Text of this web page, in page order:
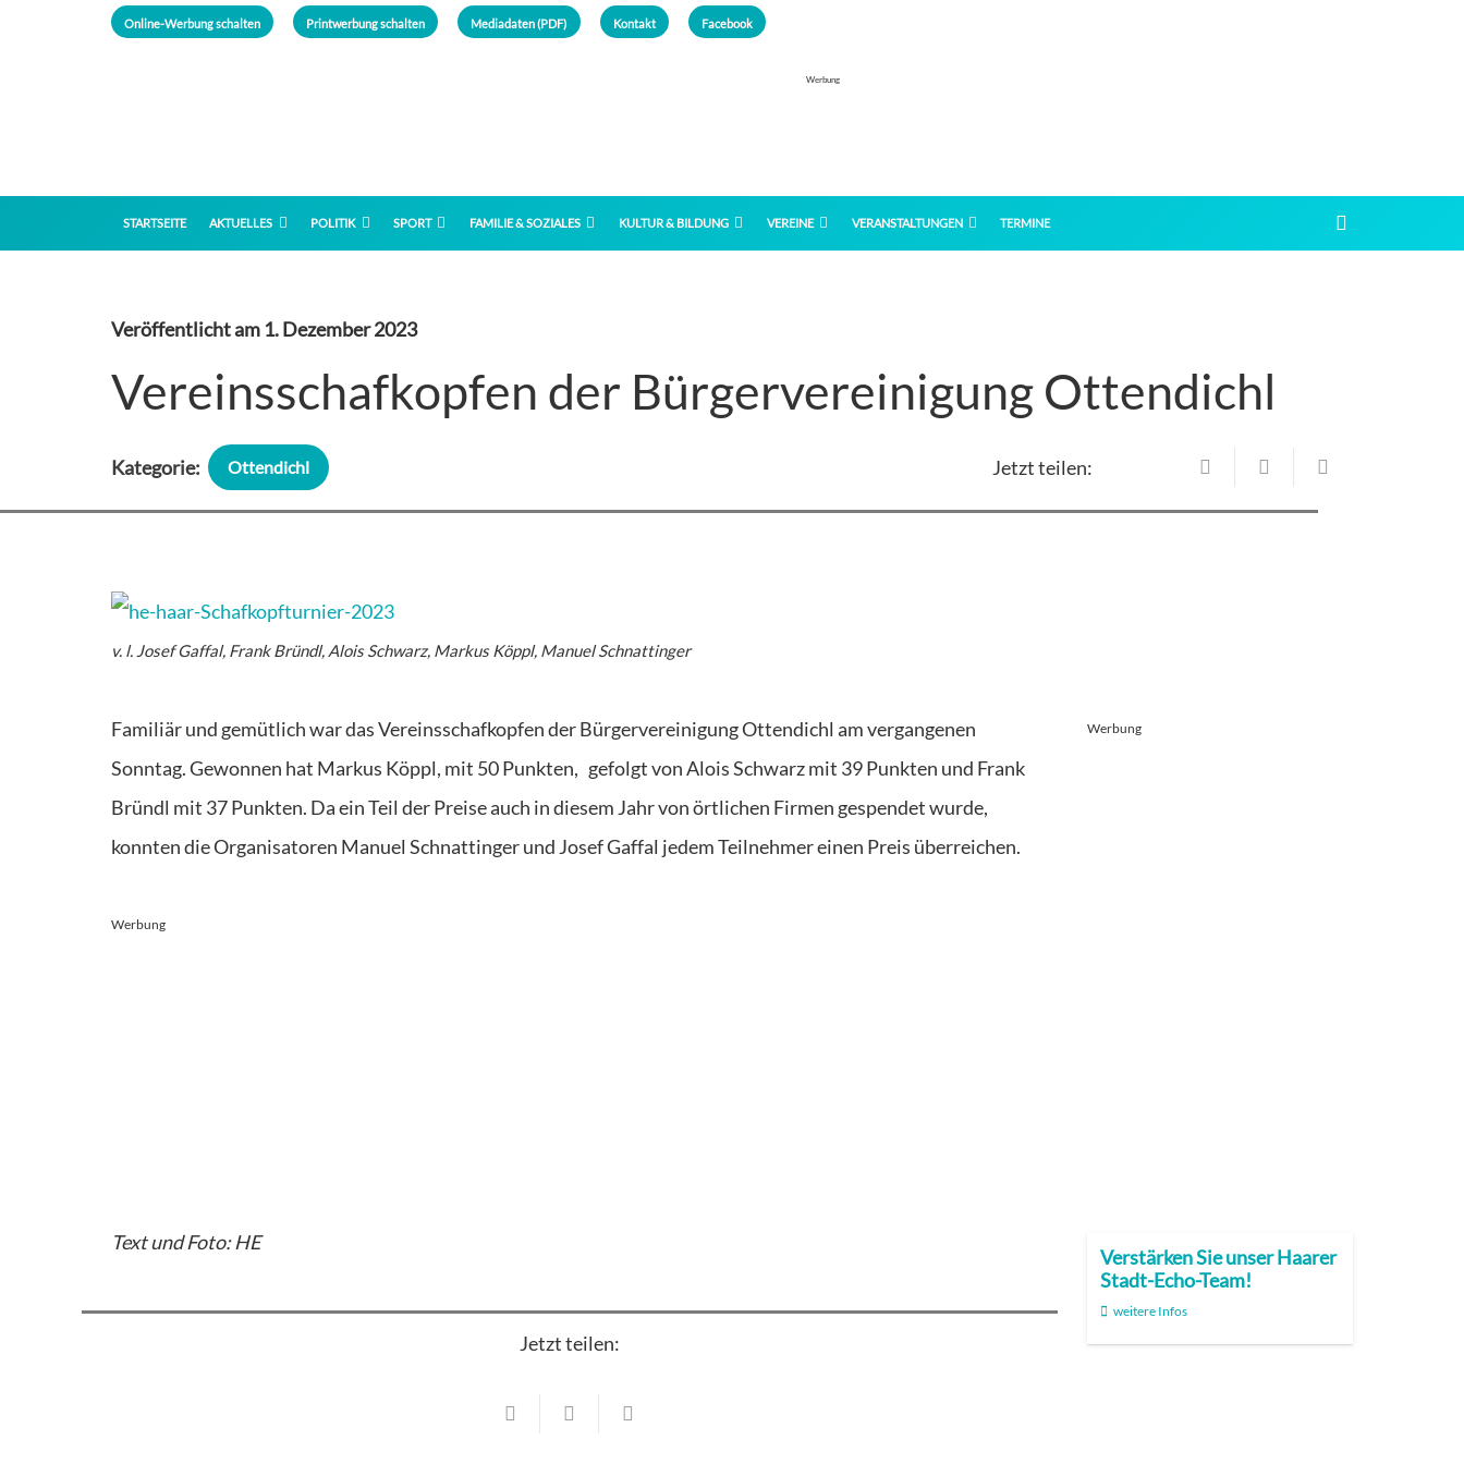
Online-Werbung schalten Printwerbung schalten Mediadaten (PDF) Kontakt Facebook
Werbung
STARTSEITE AKTUELLES POLITIK SPORT FAMILIE & SOZIALES KULTUR & BILDUNG VEREINE VERANSTALTUNGEN TERMINE
Veröffentlicht am 1. Dezember 2023
Vereinsschafkopfen der Bürgervereinigung Ottendichl
Kategorie: Ottendichl Jetzt teilen:
v. l. Josef Gaffal, Frank Bründl, Alois Schwarz, Markus Köppl, Manuel Schnattinger
Familiär und gemütlich war das Vereinsschafkopfen der Bürgervereinigung Ottendichl am vergangenen
Sonntag. Gewonnen hat Markus Köppl, mit 50 Punkten, gefolgt von Alois Schwarz mit 39 Punkten und Frank
Bründl mit 37 Punkten. Da ein Teil der Preise auch in diesem Jahr von örtlichen Firmen gespendet wurde,
konnten die Organisatoren Manuel Schnattinger und Josef Gaffal jedem Teilnehmer einen Preis überreichen.
Werbung
Text und Foto: HE
Jetzt teilen:
Werbung
Verstärken Sie unser Haarer
Stadt-Echo-Team!
weitere Infos